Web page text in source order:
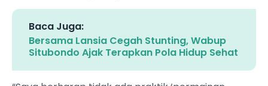
Baca Juga:
Bersama Lansia Cegah Stunting, Wabup
Situbondo Ajak Terapkan Pola Hidup Sehat